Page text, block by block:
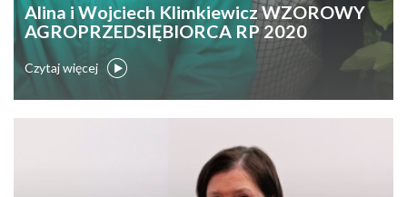
Alina i Wojciech Klimkiewicz WZOROWY
AGROPRZEDSIĘBIORCA RP 2020
Czytaj więcej